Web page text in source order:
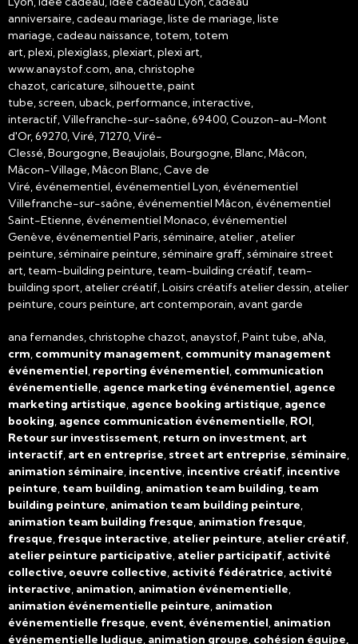
anniversaire, cadeau mariage, liste de mariage, liste
mariage, cadeau naissance, totem, totem
art, plexi, plexiglass, plexiart, plexi art,
www.anaystof.com, ana, christophe
chazot, caricature, silhouette, paint
tube, screen, uback, performance, interactive,
interactif, Villefranche-sur-saône, 69400, Couzon-au-Mont
d'Or, 69270, Viré, 71270, Viré-
Clessé, Bourgogne, Beaujolais, Bourgogne, Blanc, Mâcon,
Mâcon-Village, Mâcon Blanc, Cave de
Viré, événementiel, événementiel Lyon, événementiel
Villefranche-sur-saône, événementiel Mâcon, événementiel
Saint-Etienne, événementiel Monaco, événementiel
Genève, événementiel Paris, séminaire, atelier , atelier
peinture, séminaire peinture, séminaire graff, séminaire street
art, team-building peinture, team-building créatif, team-
building sport, atelier créatif, Loisirs créatifs atelier dessin, atelier
peinture, cours peinture, art contemporain, avant garde
ana fernandes, christophe chazot, anaystof, Paint tube, aNa,
crm, community management, community management
événementiel, reporting événementiel, communication
événementielle, agence marketing événementiel, agence
marketing artistique, agence booking artistique, agence
booking, agence communication événementielle, ROI,
Retour sur investissement, return on investment, art
interactif, art en entreprise, street art entreprise, séminaire,
animation séminaire, incentive, incentive créatif, incentive
peinture, team building, animation team building, team
building peinture, animation team building peinture,
animation team building fresque, animation fresque,
fresque, fresque interactive, atelier peinture, atelier créatif,
atelier peinture participative, atelier participatif, activité
collective, oeuvre collective, activité fédératrice, activité
interactive, animation, animation événementielle,
animation événementielle peinture, animation
événementielle fresque, event, événementiel, animation
événementielle ludique, animation groupe, cohésion équipe,